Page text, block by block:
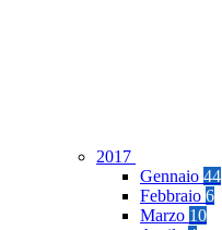
2017
Gennaio 44
Febbraio 6
Marzo 10